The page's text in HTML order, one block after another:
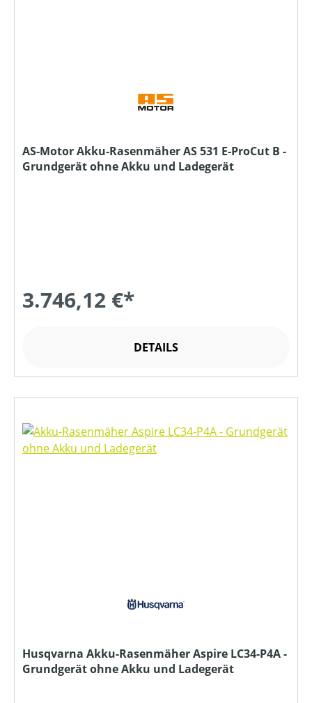
AS-Motor Akku-Rasenmäher AS 531 E-ProCut B -
Grundgerät ohne Akku und Ladegerät
3.746,12 €*
DETAILS
Husqvarna Akku-Rasenmäher Aspire LC34-P4A -
Grundgerät ohne Akku und Ladegerät